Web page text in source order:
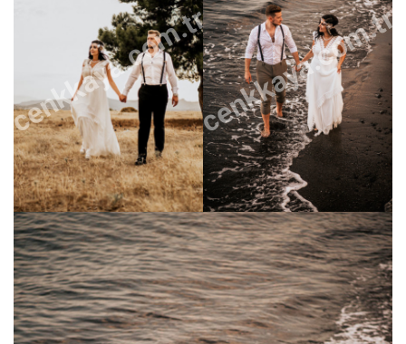
cenkkaya.com.trcenkkaya.com.tr